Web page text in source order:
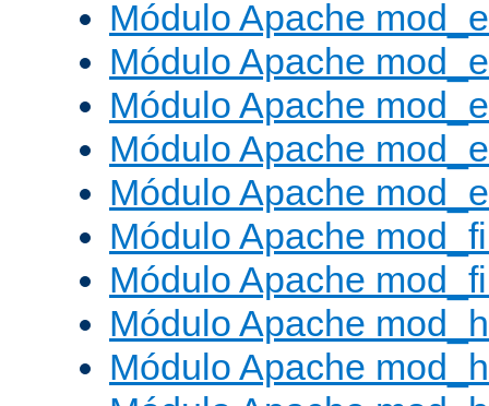
Módulo Apache
Módulo Apache
Módulo Apache
Módulo Apache
Módulo Apache
Módulo Apache
Módulo Apache
Módulo Apache
Módulo Apache